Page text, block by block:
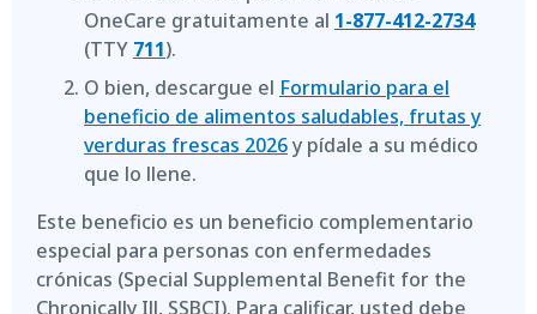
OneCare gratuitamente al 1-877-412-2734
(TTY 711).
O bien, descargue el Formulario para el
beneficio de alimentos saludables, frutas y
verduras frescas 2026y pídale a su médico
que lo llene.
Este beneficio es un beneficio complementario
especial para personas con enfermedades
crónicas (Special Supplemental Benefit for the
Chronically Ill, SSBCI). Para calificar, usted debe